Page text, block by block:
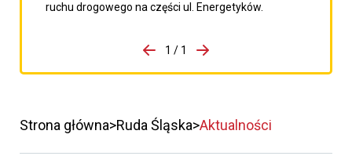
ruchu drogowego na części ul. Energetyków.
porzpedniego komunikatu
1 / 1
Przejdź do następnego
Strona główna Ruda Śląska Aktualności